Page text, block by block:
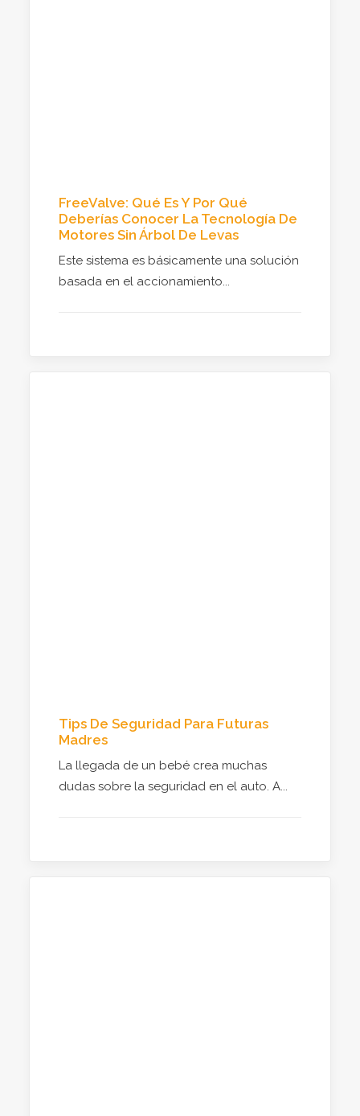
FreeValve: Qué Es Y Por Qué
Deberías Conocer La Tecnología De
Motores Sin Árbol De Levas
Este sistema es básicamente una solución
basada en el accionamiento...
Tips De Seguridad Para Futuras
Madres
La llegada de un bebé crea muchas
dudas sobre la seguridad en el auto. A...